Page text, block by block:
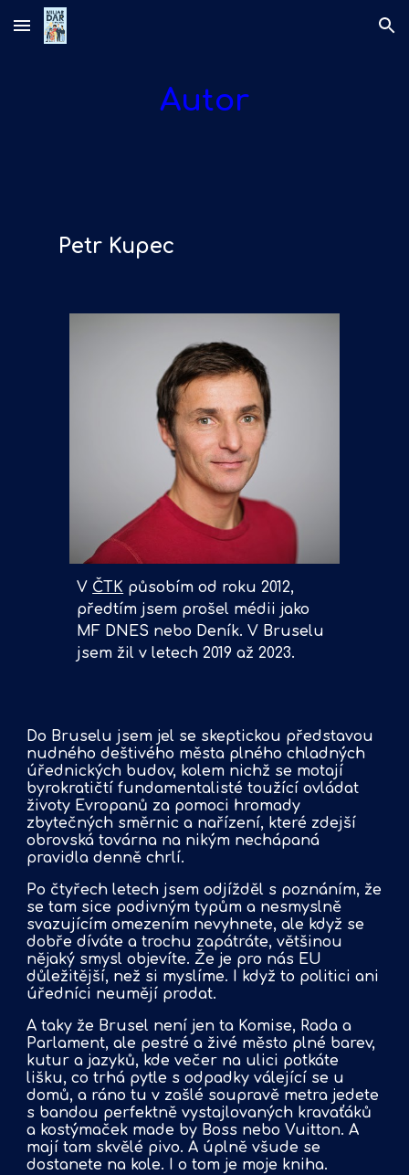
Skip to main content Skip to navigation
Autor
Petr Kupec
V ČTK působím od roku 2012,
předtím jsem prošel médii jako
MF DNES nebo Deník. V Bruselu
jsem žil v letech 2019 až 2023.
Do Bruselu jsem jel se skeptickou představou
nudného deštivého města plného chladných
úřednických budov, kolem nichž se motají
byrokratičtí fundamentalisté toužící ovládat
životy Evropanů za pomoci hromady
zbytečných směrnic a nařízení, které zdejší
obrovská továrna na nikým nechápaná
pravidla denně chrlí.
Po čtyřech letech jsem odjížděl s poznáním, že
se tam sice podivným typům a nesmyslně
svazujícím omezením nevyhnete, ale když se
dobře díváte a trochu zapátráte, většinou
nějaký smysl objevíte. Že je pro nás EU
důležitější, než si myslíme. I když to politici ani
úředníci neumějí prodat.
A taky že Brusel není jen ta Komise, Rada a
Parlament, ale pestré a živé město plné barev,
kutur a jazyků, kde večer na ulici potkáte
lišku, co trhá pytle s odpadky válející se u
domů, a ráno tu v zašlé soupravě metra jedete
s bandou perfektně vystajlovaných kravaťáků
a kostýmaček made by Boss nebo Vuitton. A
mají tam skvělé pivo. A úplně všude se
dostanete na kole. I o tom je moje kniha.